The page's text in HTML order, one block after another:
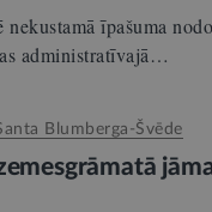
īpašuma
administratīvajā…
Blumberga-Švēde